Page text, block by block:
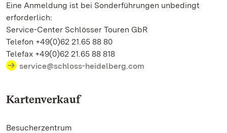
Eine Anmeldung ist bei Sonderführungen unbedingt
erforderlich:
Service-Center Schlösser Touren GbR
Telefon +49(0)62 21.65 88 80
Telefax +49(0)62 21.65 88 818
service@schloss-heidelberg.com
Kartenverkauf
Besucherzentrum